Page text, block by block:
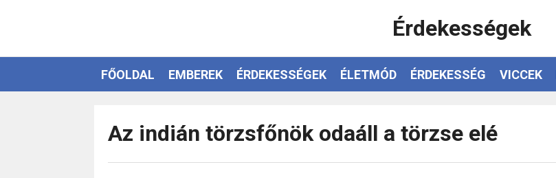
Érdekességek
FŐOLDAL EMBEREK ÉRDEKESSÉGEK ÉLETMÓD ÉRDEKESSÉG VICCEK
Az indián törzsfőnök odaáll a törzse elé